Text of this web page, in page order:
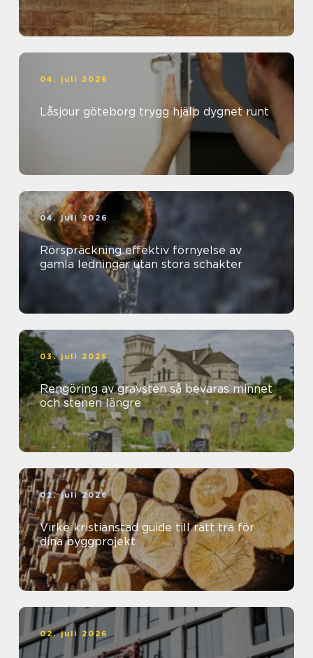
04. juli 2026
Låsjour göteborg trygg hjälp dygnet runt
04. juli 2026
Rörspräckning effektiv förnyelse av
gamla ledningar utan stora schakter
03. juli 2026
Rengöring av gravsten så bevaras minnet
och stenen längre
02. juli 2026
Virke kristianstad guide till rätt trä för
dina byggprojekt
02. juli 2026